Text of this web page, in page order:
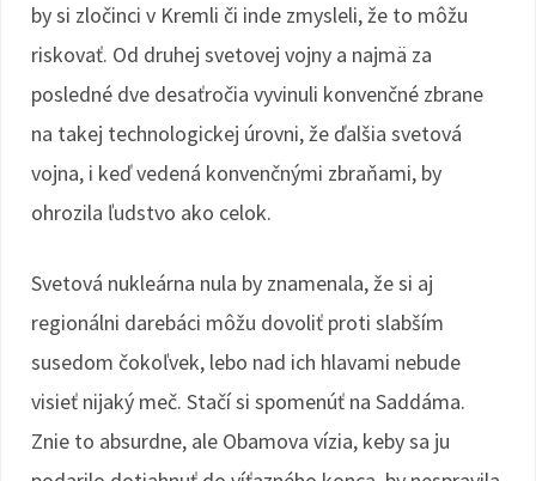
by si zločinci v Kremli či inde zmysleli, že to môžu
riskovať. Od druhej svetovej vojny a najmä za
posledné dve desaťročia vyvinuli konvenčné zbrane
na takej technologickej úrovni, že ďalšia svetová
vojna, i keď vedená konvenčnými zbraňami, by
ohrozila ľudstvo ako celok.
Svetová nukleárna nula by znamenala, že si aj
regionálni darebáci môžu dovoliť proti slabším
susedom čokoľvek, lebo nad ich hlavami nebude
visieť nijaký meč. Stačí si spomenúť na Saddáma.
Znie to absurdne, ale Obamova vízia, keby sa ju